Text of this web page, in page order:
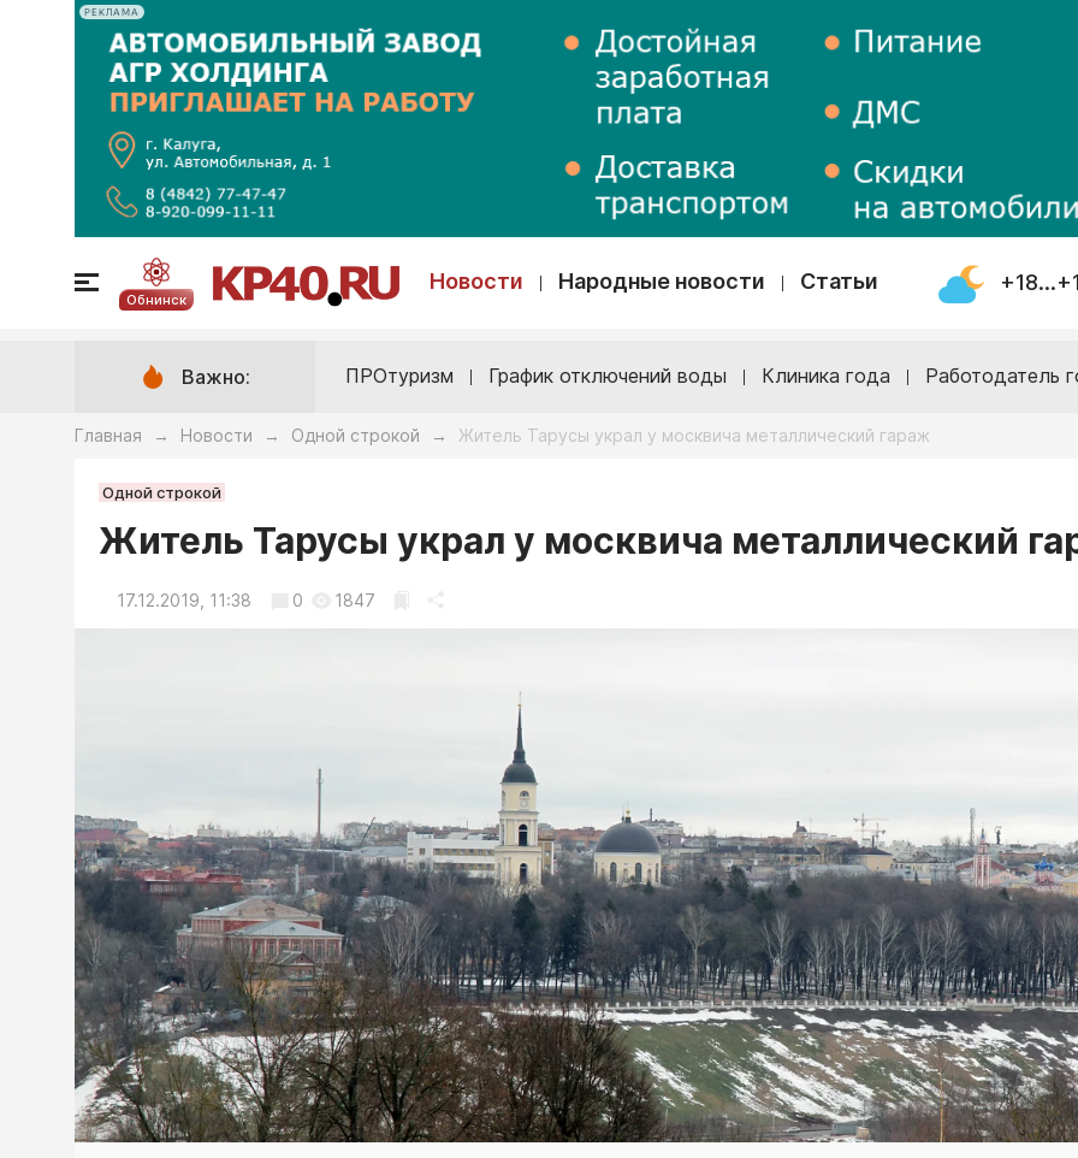
РЕКЛАМА
Обнинск
Новости Народные новости Статьи
Важно: ПРОтуризм График отключений воды Клиника года Работодатель
Главная → Новости → Одной строкой → Житель Тарусы украл у москвича металлический гараж
Одной строкой
Житель Тарусы украл у москвича металлический
17.12.2019, 11:38 0 1847